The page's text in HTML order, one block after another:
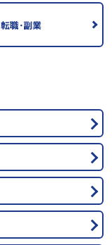
転職･副業